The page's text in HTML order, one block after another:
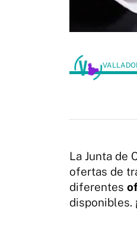
La Junta de
ofertas de
diferentes
disponibles.